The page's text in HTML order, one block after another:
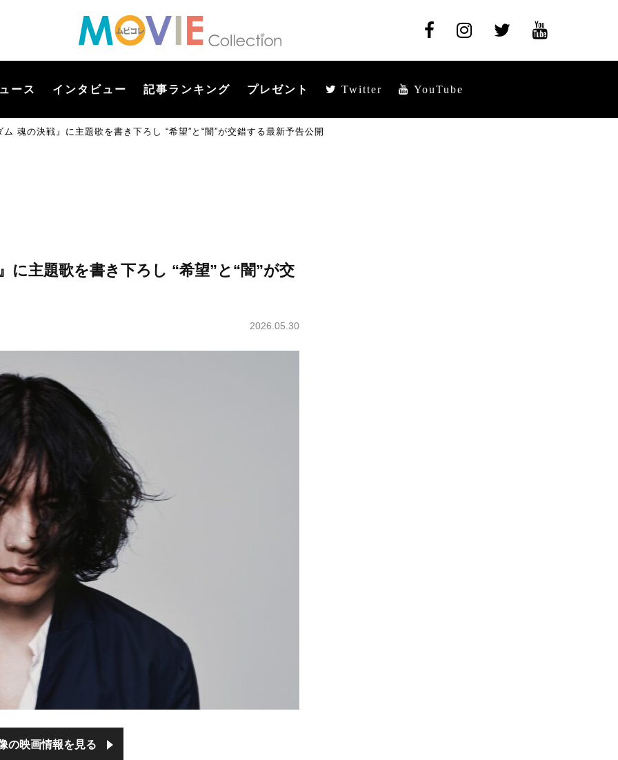
ース インタビュー 記事ランキング プレゼント Twitter YouTube
魂の決戦』に主題歌を書き下ろし “希望”と“闇”が交錯する最新予告公開
に主題歌を書き下ろし “希望”と“闇”が交
2026.05.30
の映画情報を見る